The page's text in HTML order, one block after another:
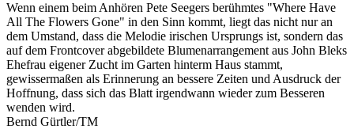
Wenn einem beim Anhören Pete Seegers berühmtes "Where Have
All The Flowers Gone" in den Sinn kommt, liegt das nicht nur an
dem Umstand, dass die Melodie irischen Ursprungs ist, sondern das
auf dem Frontcover abgebildete Blumenarrangement aus John Bleks
Ehefrau eigener Zucht im Garten hinterm Haus stammt,
gewissermaßen als Erinnerung an bessere Zeiten und Ausdruck der
Hoffnung, dass sich das Blatt irgendwann wieder zum Besseren
wenden wird.
Bernd Gürtler/TM